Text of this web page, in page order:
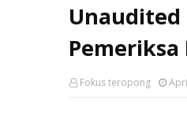
Unaudited
Pemeriksa
Fokus teropong